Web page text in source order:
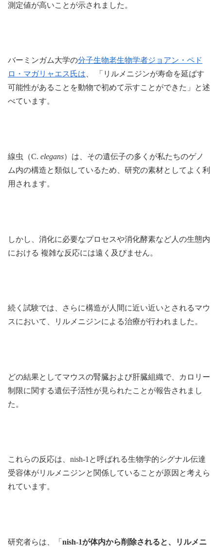
測定値が高いことが示されました。
バーミンガム大学の分子生物老生物学者ジョアン・ペド
ロ・マガリャエス氏は、 「リルメニジンが寿命を延ばす
可能性があることを動物で初めて示すことができた」と述
べています。
線虫（C. elegans）は、その遺伝子の多くが私たちのゲノ
ム内の構造と類似しているため、研究の素材としてよく利
用されます。
しかし、消化に必要なプロセスや消化酵素など人の生態内
における 複雑な反応には遠く及びません。
続く試験では、さらに構造が人間に近い近いとされるマウ
スにおいて、リルメニジンによる治療が行われました。
どの結果としてマウスの腎臓および肝臓組織で、カロリー
制限に関する遺伝子活性が見られたことが報告されまし
た。
これらの反応は、nish-1と呼ばれる生物学的シグナル伝達
受容体がリルメニジンと関係していることが原因と考えら
れています。
研究者らは、「 nish-1が体内から削除されると、リルメニ